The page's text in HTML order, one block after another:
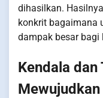
dihasilkan.
konkrit bagaimana
dampak besar bagi
Kendala dan